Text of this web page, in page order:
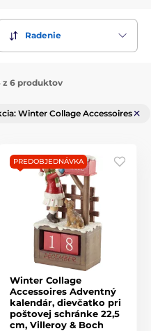
Radenie
z 6 produktov
Winter Collage Accessoires
PREDOBJEDNÁVKA
Winter Collage
Accessoires Adventný
kalendár, dievčatko pri
poštovej schránke 22,5
cm, Villeroy & Boch